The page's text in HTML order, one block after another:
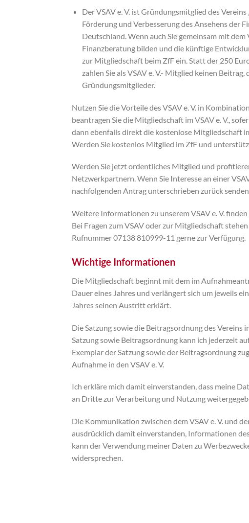
Der VSAV e. V. ist Gründungsmitglied des
Förderung und Verbesserung des Ansehens der
Deutschland. Wenn auch Sie gemeinsam mit
Finanzberatung bilden und die künftige
zur Mitgliedschaft beim ZfF ein. Statt der 250
zahlen Sie als VSAV e. V.- Mitglied keinen
Gründungsmitglieder.
Nutzen Sie die Vorteile des VSAV e. V. in
beantragen Sie die Mitgliedschaft im VSAV e. V.,
dann ebenfalls direkt die kostenlose Mitgliedschaft
Werden Sie kostenlos Mitglied im ZfF und
Werden Sie jetzt ordentliches Mitglied und
Netzwerkpartnern. Wenn Sie Interesse an einer
nachfolgenden Antrag unterschrieben zurück
Weitere Informationen zu unserem VSAV e. V.
Bei Fragen zum VSAV oder zur Mitgliedschaft
Rufnummer 07138 810999-11 gerne zur Verfügung.
Wichtige Informationen
Die Mitgliedschaft beginnt mit dem im
Dauer eines Jahres und verlängert sich um jeweils
Jahres seinen Austritt erklärt.
Die Satzung sowie die Beitragsordnung des Vereins
Satzung sowie Beitragsordnung kann ich jederzeit
Exemplar der Satzung sowie der Beitragsordnung
Aufnahme in den VSAV e. V.
Ich erkläre mich damit einverstanden, dass meine
an Dritte zur Verarbeitung und Nutzung
Die Kommunikation zwischen dem VSAV e. V. und
ausdrücklich damit einverstanden, Informationen
kann der Verwendung meiner Daten zu
widersprechen.